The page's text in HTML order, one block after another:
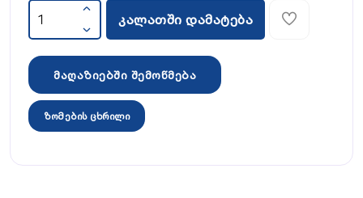
კალათში დამატება
მაღაზიებში შემოწმება
ზომების ცხრილი